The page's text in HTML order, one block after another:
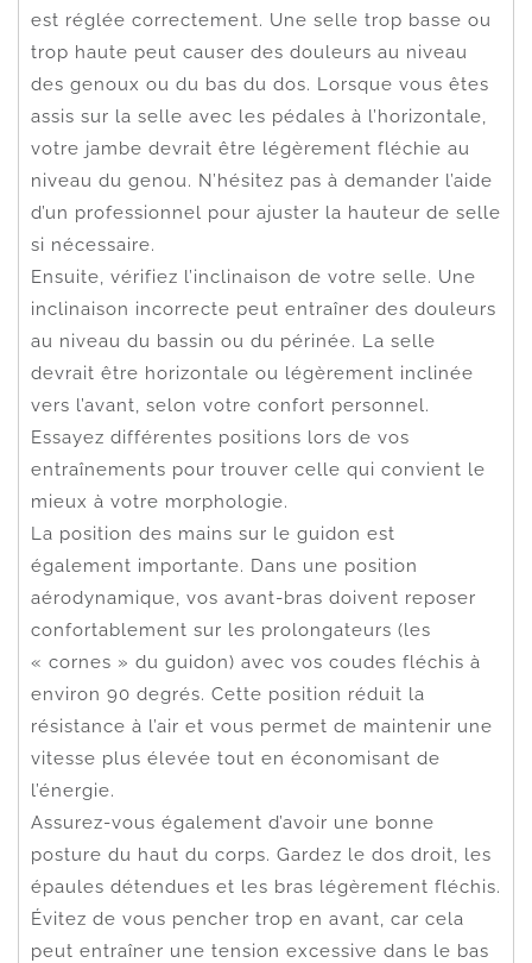
est réglée correctement. Une selle trop basse ou
trop haute peut causer des douleurs au niveau
des genoux ou du bas du dos. Lorsque vous êtes
assis sur la selle avec les pédales à l’horizontale,
votre jambe devrait être légèrement fléchie au
niveau du genou. N’hésitez pas à demander l’aide
d’un professionnel pour ajuster la hauteur de selle
si nécessaire.
Ensuite, vérifiez l’inclinaison de votre selle. Une
inclinaison incorrecte peut entraîner des douleurs
au niveau du bassin ou du périnée. La selle
devrait être horizontale ou légèrement inclinée
vers l’avant, selon votre confort personnel.
Essayez différentes positions lors de vos
entraînements pour trouver celle qui convient le
mieux à votre morphologie.
La position des mains sur le guidon est
également importante. Dans une position
aérodynamique, vos avant-bras doivent reposer
confortablement sur les prolongateurs (les
« cornes » du guidon) avec vos coudes fléchis à
environ 90 degrés. Cette position réduit la
résistance à l’air et vous permet de maintenir une
vitesse plus élevée tout en économisant de
l’énergie.
Assurez-vous également d’avoir une bonne
posture du haut du corps. Gardez le dos droit, les
épaules détendues et les bras légèrement fléchis.
Évitez de vous pencher trop en avant, car cela
peut entraîner une tension excessive dans le bas